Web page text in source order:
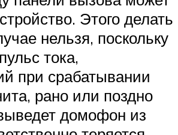
Этого делать
нельзя, поскольку
тока,
при срабатывании
рано или поздно
домофон из